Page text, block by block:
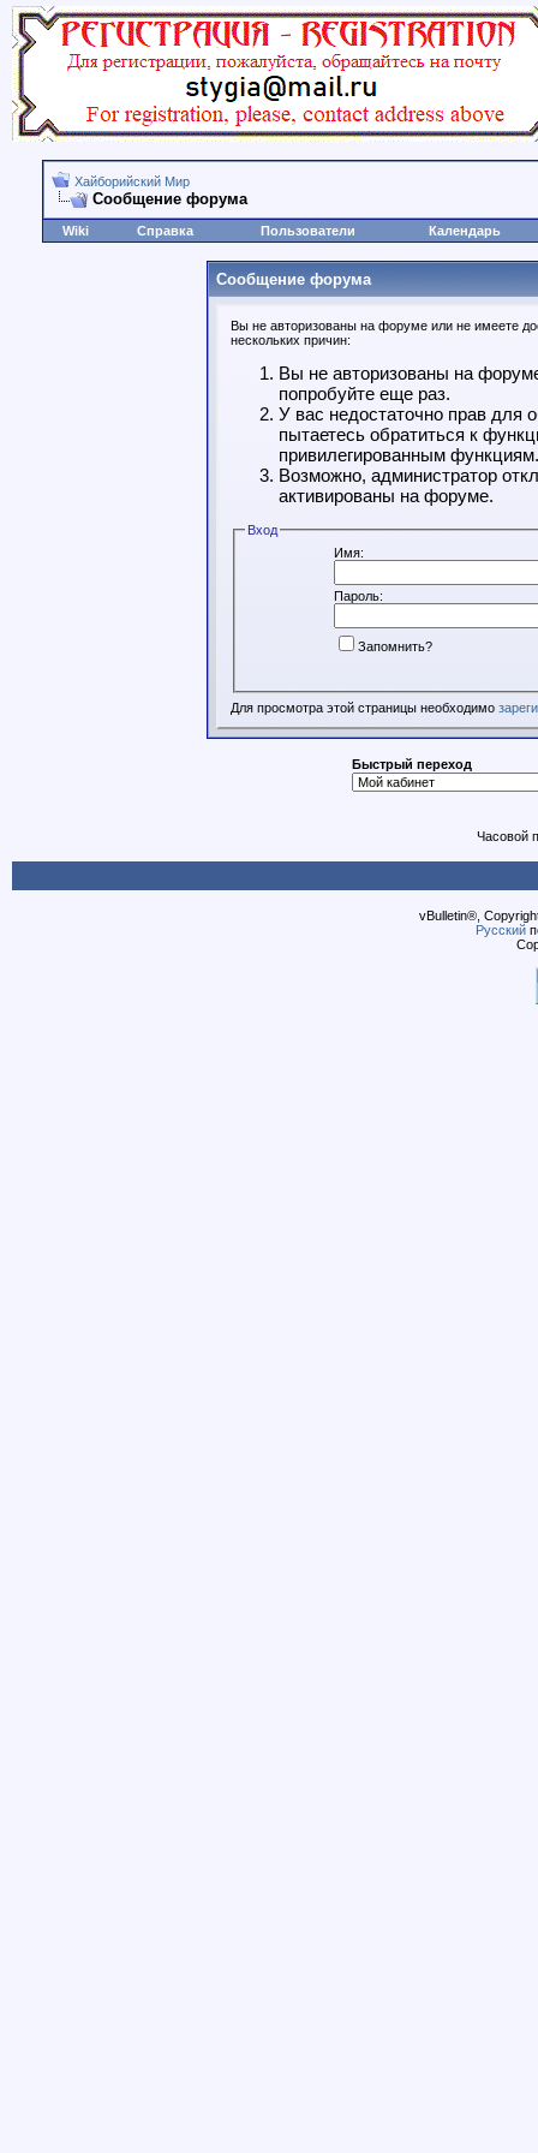
Хайборийский Мир
Сообщение форума
Wiki Справка Пользователи Календарь
Сообщение форума
Вы не авторизованы на форуме или не имеете
нескольких причин:
Вы не авторизованы на
попробуйте еще раз.
У вас недостаточно прав для
пытаетесь обратиться к
привилегированным функциям.
Возможно, администратор
активированы на форуме.
Вход
Имя:
Пароль:
Запомнить?
Для просмотра этой страницы необходимо
Быстрый переход
Часовой
vBulletin®,
Русский